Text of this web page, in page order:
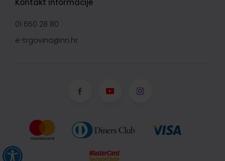
Kontakt informacije
01 650 28 80
e-trgovina@nn.hr